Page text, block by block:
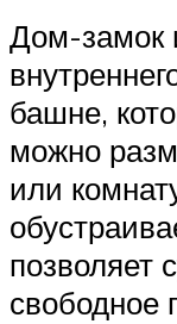
Дом-замок
башне,
можно
или
позволяет
свободное